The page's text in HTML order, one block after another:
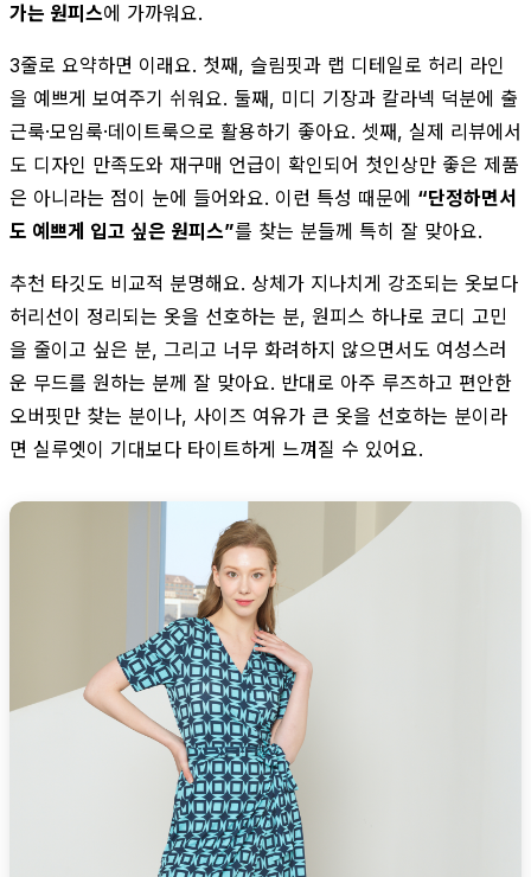
가는 원피스에 가까워요.
3줄로 요약하면 이래요. 첫째, 슬림핏과 랩 디테일로 허리 라인
을 예쁘게 보여주기 쉬워요. 둘째, 미디 기장과 칼라넥 덕분에 출
근룩·모임룩·데이트룩으로 활용하기 좋아요. 셋째, 실제 리뷰에서
도 디자인 만족도와 재구매 언급이 확인되어 첫인상만 좋은 제품
은 아니라는 점이 눈에 들어와요. 이런 특성 때문에 “단정하면서
도 예쁘게 입고 싶은 원피스”를 찾는 분들께 특히 잘 맞아요.
추천 타깃도 비교적 분명해요. 상체가 지나치게 강조되는 옷보다
허리선이 정리되는 옷을 선호하는 분, 원피스 하나로 코디 고민
을 줄이고 싶은 분, 그리고 너무 화려하지 않으면서도 여성스러
운 무드를 원하는 분께 잘 맞아요. 반대로 아주 루즈하고 편안한
오버핏만 찾는 분이나, 사이즈 여유가 큰 옷을 선호하는 분이라
면 실루엣이 기대보다 타이트하게 느껴질 수 있어요.